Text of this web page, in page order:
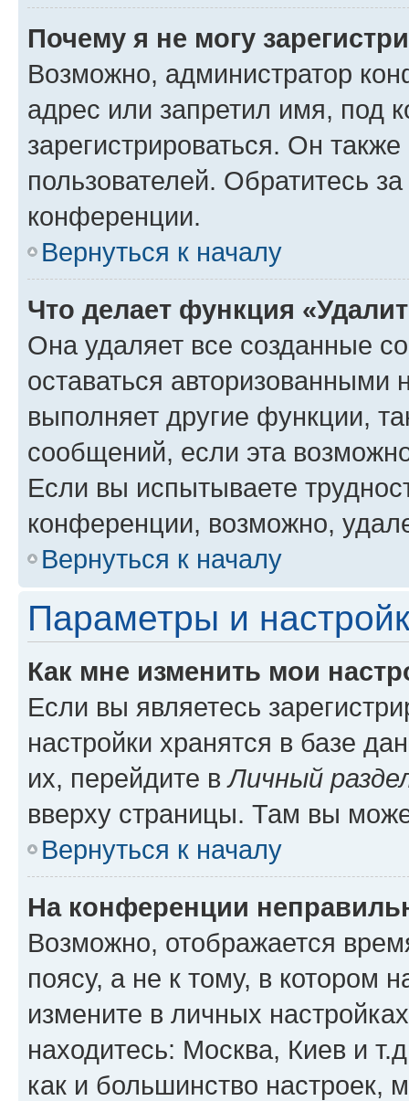
Почему я не могу
Возможно, администратор
адрес или запретил имя, под
зарегистрироваться. Он
пользователей. Обратитесь
конференции.
Вернуться к началу
Что делает функция
Она удаляет все созданные
оставаться авторизованными
выполняет другие функции,
сообщений, если эта
Если вы испытываете
конференции, возможно,
Вернуться к началу
Параметры и
Как мне изменить мои
Если вы являетесь
настройки хранятся в базе
их, перейдите вЛичный
вверху страницы. Там вы
Вернуться к началу
На конференции
Возможно, отображается
поясу, а не к тому, в котором
измените в личных
находитесь: Москва, Киев и
как и большинство настроек,